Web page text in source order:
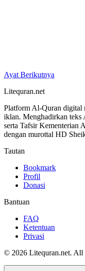
Ayat Berikutnya
Litequran.net
Platform Al-Quran digital
iklan. Menghadirkan teks
serta Tafsir Kementerian
dengan murottal HD
Tautan
Bookmark
Profil
Donasi
Bantuan
FAQ
Ketentuan
Privasi
© 2026 Litequran.net. All